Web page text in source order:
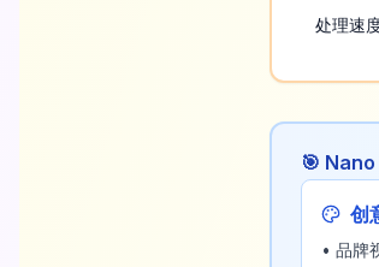
处理速
🎯
创
• 品牌